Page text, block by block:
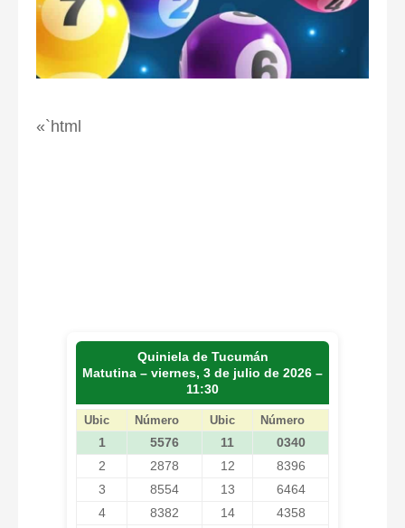
«`html
Quiniela de Tucumán
Matutina – viernes, 3 de julio de 2026 –
11:30
Ubic Número Ubic Número
1 5576 11
0340
2
2878 12
8396
3
8554 13
6464
4
8382 14
4358